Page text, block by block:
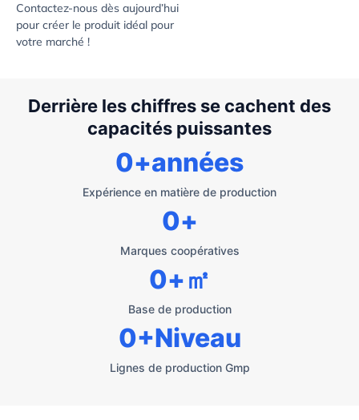
Contactez-nous dès aujourd’hui
pour créer le produit idéal pour
votre marché !
Derrière les chiffres se cachent des
capacités puissantes
Expérience en matière de production
0+années
Marques coopératives
0+
Base de production
0+㎡
Lignes de production Gmp
0+Niveau